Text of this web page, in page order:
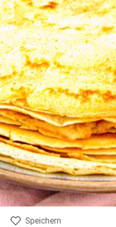
Speichern